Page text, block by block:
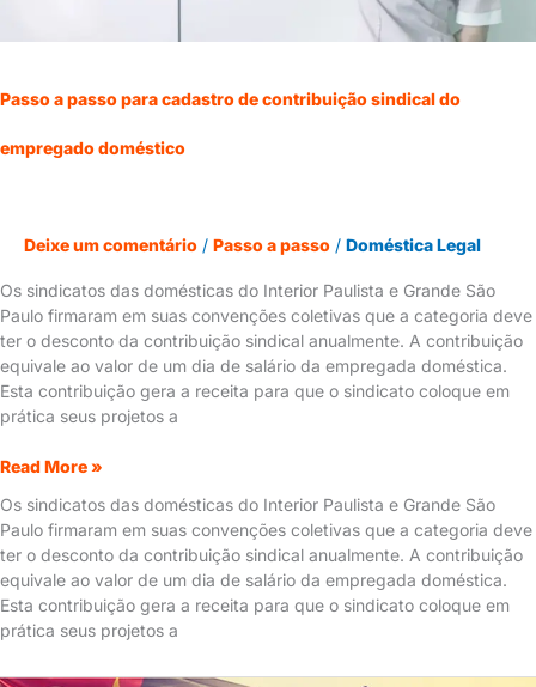
Passo a passo para cadastro de contribuição sindical do
empregado doméstico
Deixe um comentário / Passo a passo / Doméstica Legal
Os sindicatos das domésticas do Interior Paulista e Grande São
Paulo firmaram em suas convenções coletivas que a categoria deve
ter o desconto da contribuição sindical anualmente. A contribuição
equivale ao valor de um dia de salário da empregada doméstica.
Esta contribuição gera a receita para que o sindicato coloque em
prática seus projetos a
Read More »
Os sindicatos das domésticas do Interior Paulista e Grande São
Paulo firmaram em suas convenções coletivas que a categoria deve
ter o desconto da contribuição sindical anualmente. A contribuição
equivale ao valor de um dia de salário da empregada doméstica.
Esta contribuição gera a receita para que o sindicato coloque em
prática seus projetos a